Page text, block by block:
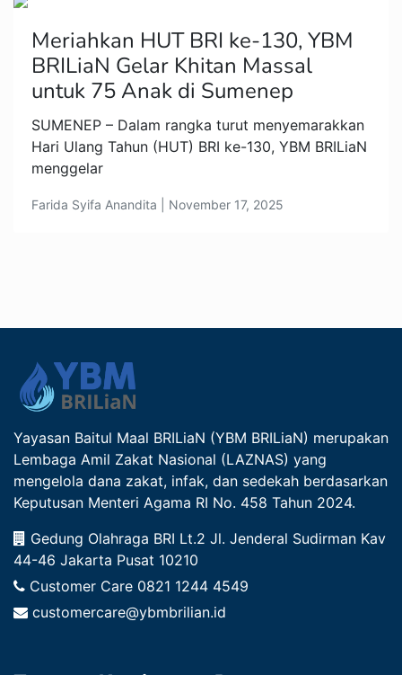
Meriahkan HUT BRI ke-130, YBM
BRILiaN Gelar Khitan Massal
untuk 75 Anak di Sumenep
SUMENEP – Dalam rangka turut menyemarakkan
Hari Ulang Tahun (HUT) BRI ke-130, YBM BRILiaN
menggelar
Farida Syifa Anandita | November 17, 2025
Yayasan Baitul Maal BRILiaN (YBM BRILiaN) merupakan
Lembaga Amil Zakat Nasional (LAZNAS) yang
mengelola dana zakat, infak, dan sedekah berdasarkan
Keputusan Menteri Agama RI No. 458 Tahun 2024.
Gedung Olahraga BRI Lt.2 Jl. Jenderal Sudirman Kav
44-46 Jakarta Pusat 10210
Customer Care 0821 1244 4549
customercare@ybmbrilian.id